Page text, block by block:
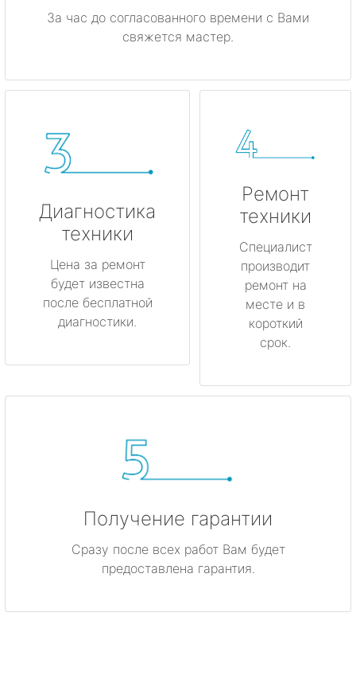
За час до согласованного времени с Вами
свяжется мастер.
Диагностика
техники
Цена за ремонт
будет известна
после бесплатной
диагностики.
Ремонт
техники
Специалист
производит
ремонт на
месте и в
короткий
срок.
Получение гарантии
Сразу после всех работ Вам будет
предоставлена гарантия.